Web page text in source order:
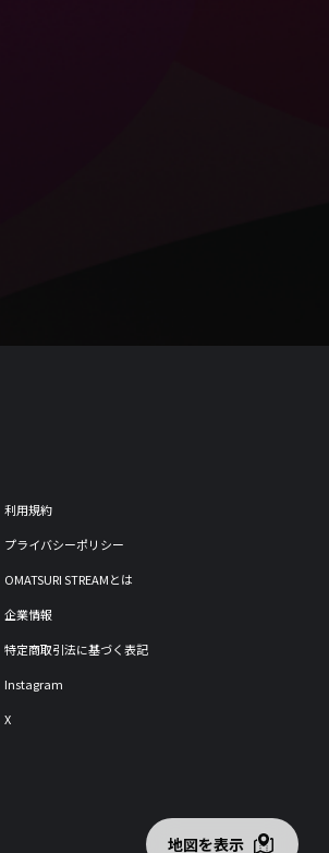
利用規約
プライバシーポリシー
OMATSURI STREAMとは
企業情報
特定商取引法に基づく表記
Instagram
X
地図を表示